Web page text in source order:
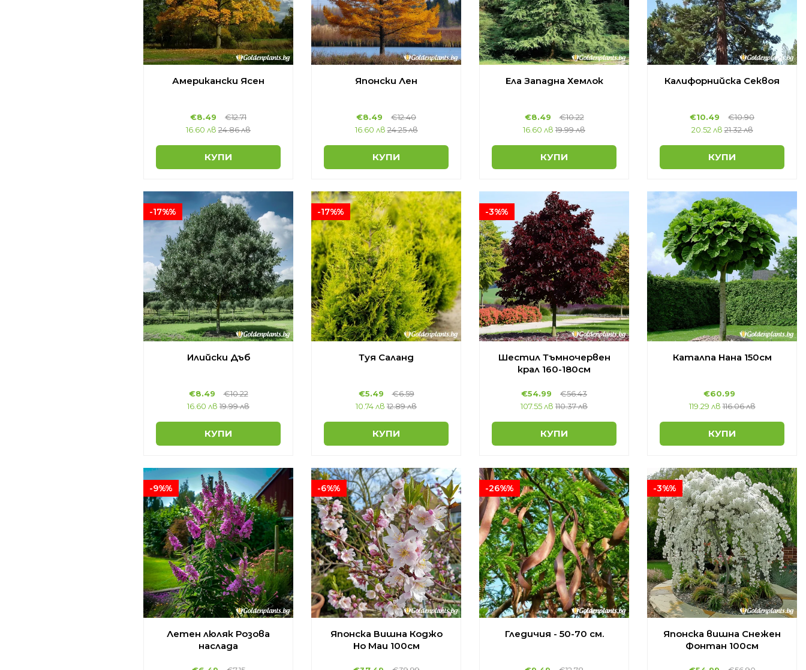
Американски Ясен
€8.49
€12.71
16.60 лв 24.86 лв
КУПИ
Японски Лен
€8.49
€12.40
16.60 лв 24.25 лв
КУПИ
Ела Западна Хемлок
€8.49
€10.22
16.60 лв 19.99 лв
КУПИ
Калифорнийска Секвоя
€10.49
€10.90
20.52 лв 21.32 лв
КУПИ
-17%%
Илийски Дъб
€8.49
€10.22
16.60 лв 19.99 лв
КУПИ
-17%%
Туя Саланд
€5.49
€6.59
10.74 лв 12.89 лв
КУПИ
-3%%
Шестил Тъмночервен
крал 160-180см
€54.99
€56.43
107.55 лв 110.37 лв
КУПИ
Каталпа Нана 150см
€60.99
119.29 лв 116.06 лв
КУПИ
-9%%
Летен люляк Розова
наслада
-6%%
Японска Вишна Коджо
Но Маи 100см
-26%%
Гледичия - 50-70 см.
-3%%
Японска вишна Снежен
Фонтан 100см